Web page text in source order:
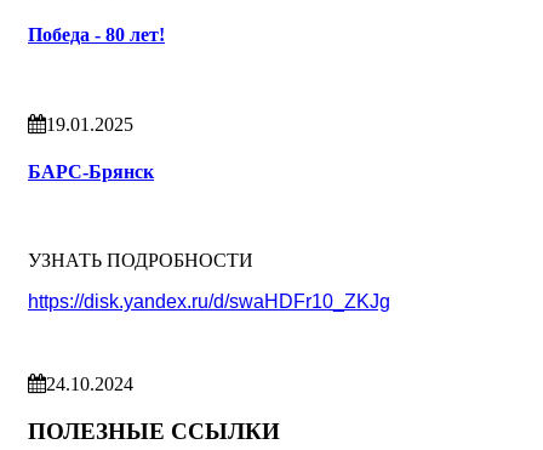
Победа - 80 лет!
19.01.2025
БАРС-Брянск
УЗНАТЬ ПОДРОБНОСТИ
https://disk.yandex.ru/d/swaHDFr10_ZKJg
24.10.2024
ПОЛЕЗНЫЕ ССЫЛКИ